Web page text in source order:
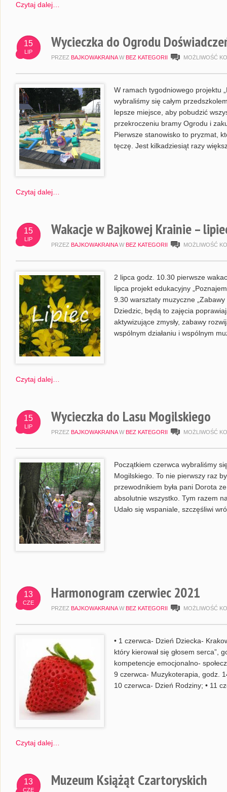
Czytaj dalej…
15
LIP
Wycieczka do Ogrodu
PRZEZ BAJKOWAKRAINA W BEZ KATEGORII MOŻLIWOŚĆ
W ramach tygodniowego projektu
wybraliśmy się całym
lepsze miejsce, aby pobudzić
przekroczeniu bramy Ogrodu i
Pierwsze stanowisko to pryzmat,
tęczę. Jest kilkadziesiąt razy
Czytaj dalej…
15
LIP
Wakacje w Bajkowej Krainie –
PRZEZ BAJKOWAKRAINA W BEZ KATEGORII MOŻLIWOŚĆ
2 lipca godz. 10.30 pierwsze
lipca projekt edukacyjny
9.30 warsztaty muzyczne
Dziedzic, będą to zajęcia
aktywizujące zmysły, zabawy
wspólnym działaniu i wspólnym
Czytaj dalej…
15
LIP
Wycieczka do Lasu Mogilskiego
PRZEZ BAJKOWAKRAINA W BEZ KATEGORII MOŻLIWOŚĆ
Początkiem czerwca wybraliśmy
Mogilskiego. To nie pierwszy raz
przewodnikiem była pani Dorota
absolutnie wszystko. Tym razem
Udało się wspaniale, szczęśliwi
13
CZE
Harmonogram czerwiec 2021
PRZEZ BAJKOWAKRAINA W BEZ KATEGORII MOŻLIWOŚĆ
• 1 czerwca- Dzień Dziecka-
który kierował się głosem serca”,
kompetencje emocjonalno-
9 czerwca- Muzykoterapia, godz.
10 czerwca- Dzień Rodziny; • 11
Czytaj dalej…
13
CZE
Muzeum Książąt Czartoryskich